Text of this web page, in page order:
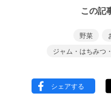
この記
野菜
ジャム・はちみつ